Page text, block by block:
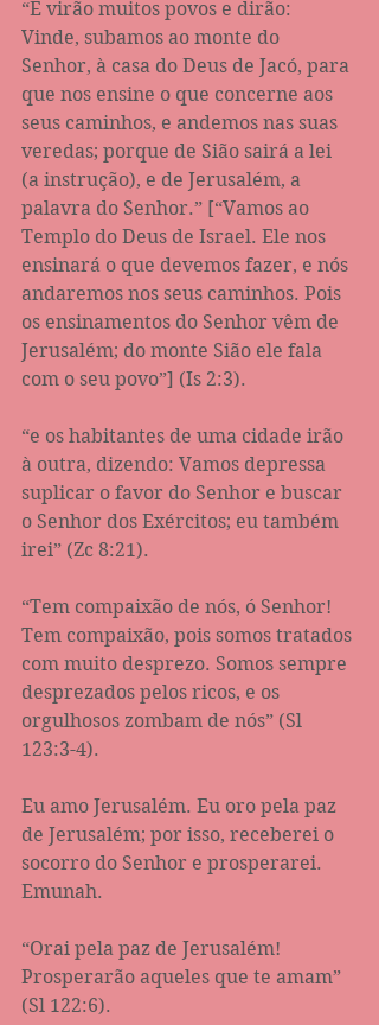
“E virão muitos povos e dirão:
Vinde, subamos ao monte do
Senhor, à casa do Deus de Jacó, para
que nos ensine o que concerne aos
seus caminhos, e andemos nas suas
veredas; porque de Sião sairá a lei
(a instrução), e de Jerusalém, a
palavra do Senhor.” [“Vamos ao
Templo do Deus de Israel. Ele nos
ensinará o que devemos fazer, e nós
andaremos nos seus caminhos. Pois
os ensinamentos do Senhor vêm de
Jerusalém; do monte Sião ele fala
com o seu povo”] (Is 2:3).
“e os habitantes de uma cidade irão
à outra, dizendo: Vamos depressa
suplicar o favor do Senhor e buscar
o Senhor dos Exércitos; eu também
irei” (Zc 8:21‬).
“Tem compaixão de nós, ó Senhor!
Tem compaixão, pois somos tratados
com muito desprezo. Somos sempre
desprezados pelos ricos, e os
orgulhosos zombam de nós” (Sl
123:3-4).
Eu amo Jerusalém. Eu oro pela paz
de Jerusalém; por isso, receberei o
socorro do Senhor e prosperarei.
Emunah.
“Orai pela paz de Jerusalém!
Prosperarão aqueles que te amam”
(Sl ‭122:6‬).